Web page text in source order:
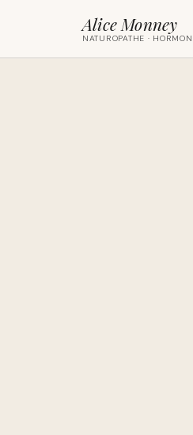
Alice Monney
NATUROPATHE ·